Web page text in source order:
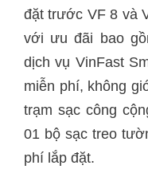
đặt trước VF 8 và
với ưu đãi bao
dịch vụ VinFast
miễn phí, không
trạm sạc công
01 bộ sạc treo
phí lắp đặt.